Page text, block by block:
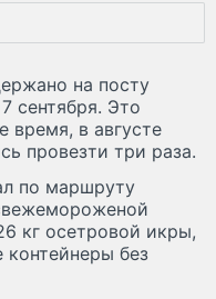
на посту
сентября. Это
время, в августе
провезти три раза.
по маршруту
кг осетровой икры,
контейнеры без